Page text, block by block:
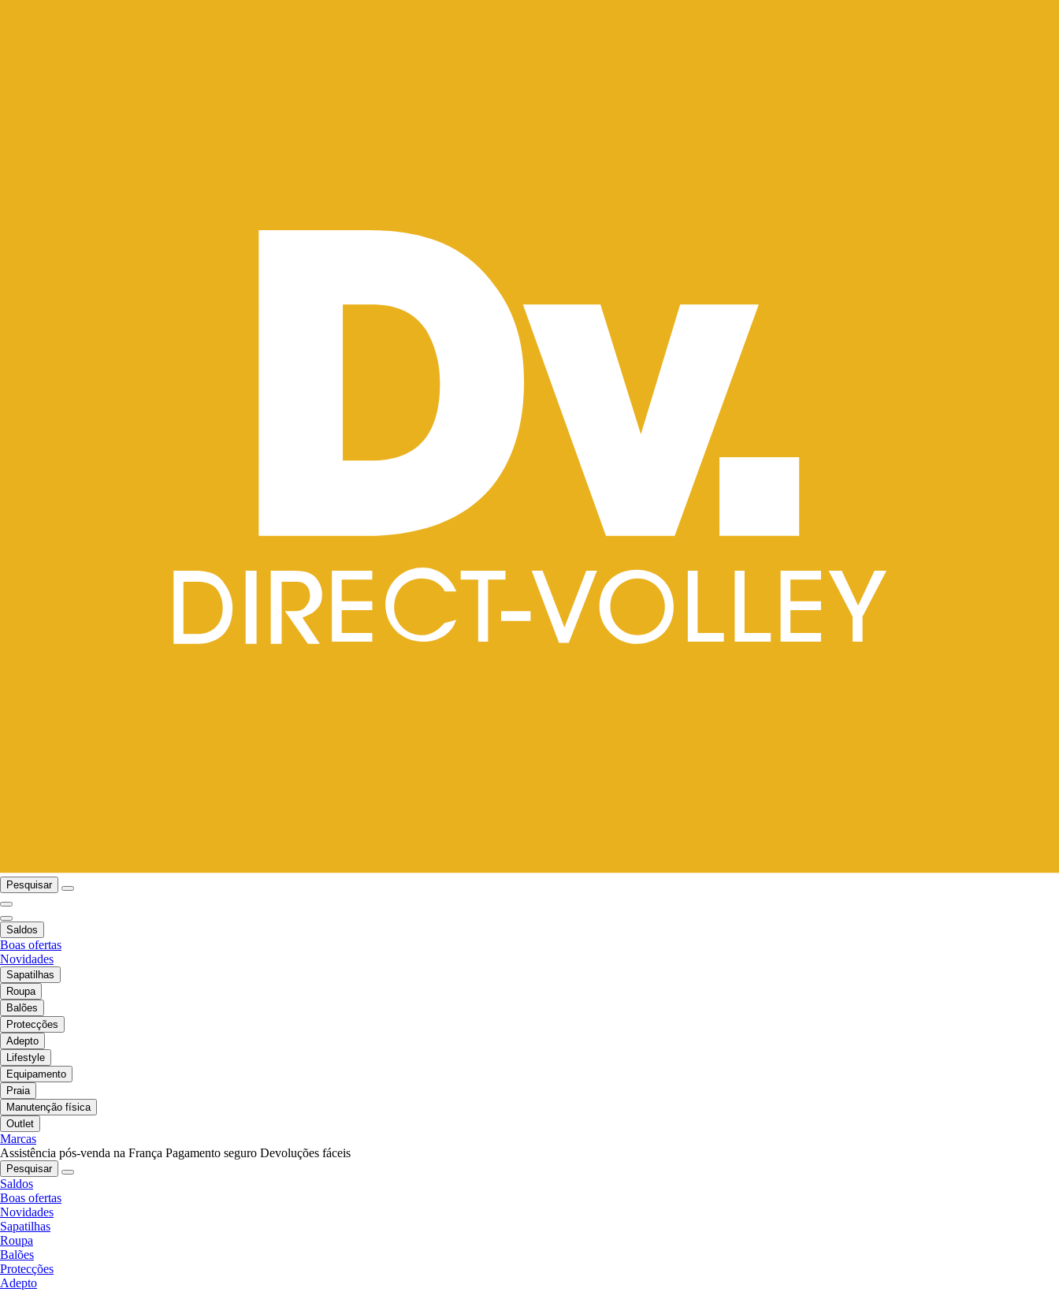
Pesquisar
Saldos
Boas ofertas
Novidades
Sapatilhas
Roupa
Balões
Protecções
Adepto
Lifestyle
Equipamento
Praia
Manutenção física
Outlet
Marcas
Assistência pós-venda na França Pagamento seguro Devoluções fáceis
Pesquisar
Saldos
Boas ofertas
Novidades
Sapatilhas
Roupa
Balões
Protecções
Adepto